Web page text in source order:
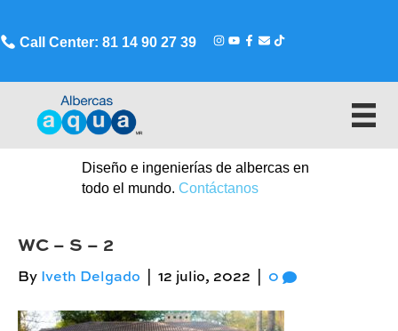
Call Center: 81 14 90 27 39
Diseño e ingenierías de albercas en
todo el mundo. Contáctanos
WC – S – 2
By Iveth Delgado 12 julio, 2022 0